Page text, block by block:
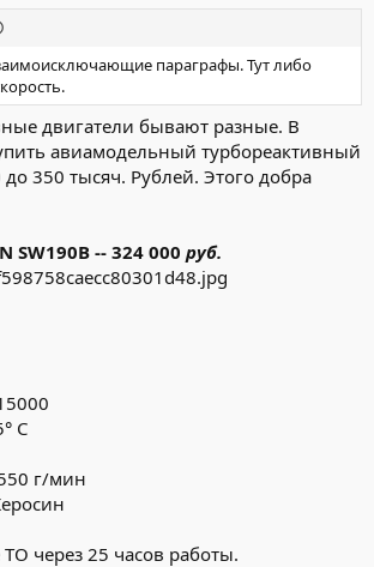
параграфы. Тут либо
двигатели бывают разные. В
авиамодельный турбореактивный
до 350 тысяч. Рублей. Этого добра
SW190B -- 324 000 руб.
C
г/мин
через 25 часов работы.